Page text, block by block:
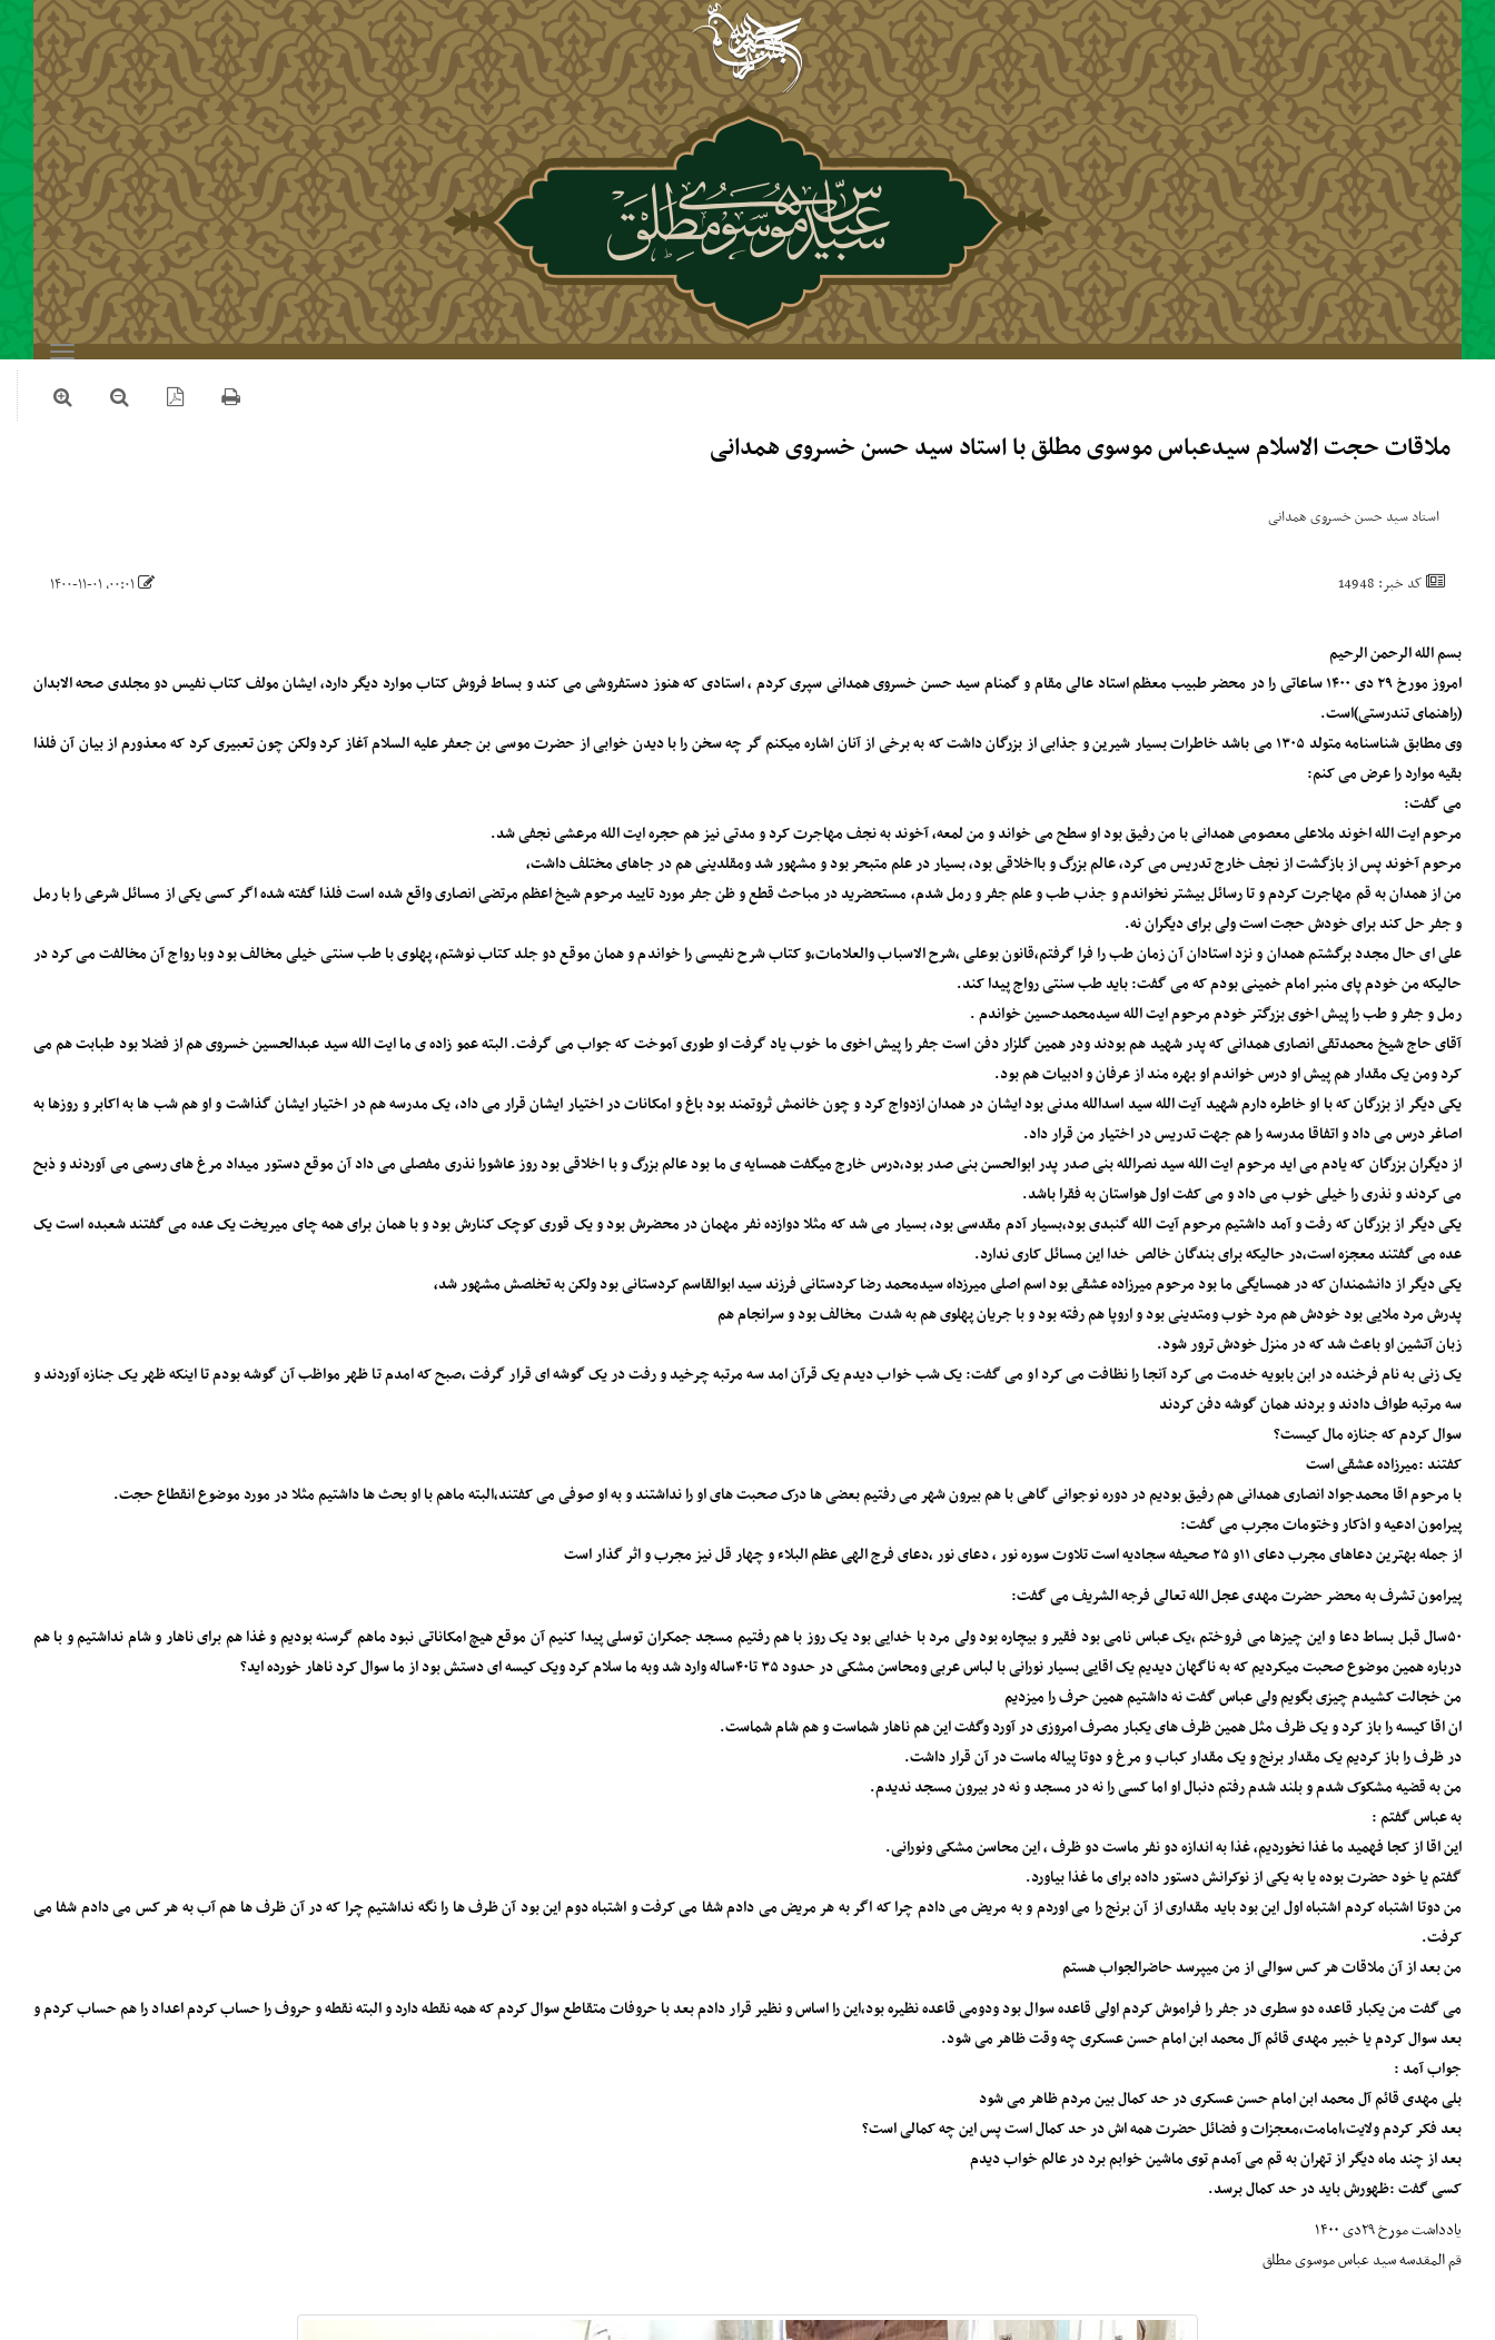
رفتن به محتوای اصلی
Toggle
navigation
ملاقات حجت الاسلام سیدعباس موسوی مطلق با استاد سید حسن خسروی همدانی
استاد سید حسن خسروی همدانی
کد خبر: 14948
بسم الله الرحمن الرحیم
امروز مورخ ۲۹ دی ۱۴۰۰ ساعاتی را در محضر طبیب معظم ‌استاد عالی مقام و‌ گمنام سید حسن خسروی همدانی سپری کردم ، استادی که هنوز دستفروشی می کند و بساط فروش کتاب ‌موارد دیگر دارد، ایشان مولف کتاب نفیس دو مجلدی صحه الابدان
(راهنمای تندرستی)است.
وی مطابق شناسنامه متولد ۱۳۰۵ می باشد خاطرات بسیار شیرین و جذابی از بزرگان داشت که به برخی از آنان اشاره میکنم گر چه سخن را با دیدن خوابی از حضرت موسی بن جعفر علیه السلام آغاز کرد ولکن چون تعبیری کرد که معذورم از بیان آن فلذا
بقیه موارد را عرض می کنم:
می گفت:
مرحوم ایت الله اخوند ملاعلی معصومی همدانی با من رفیق بود او سطح می خواند و من لمعه، آخوند به نجف مهاجرت کرد و مدتی نیز هم حجره ایت الله مرعشی نجفی شد.
مرحوم آخوند پس از بازگشت از نجف خارج تدریس می کرد، عالم بزرگ و بااخلاقی بود، بسیار در علم متبحر بود و مشهور شد و‌مقلدینی هم در جاهای مختلف داشت،
من از همدان به قم مهاجرت کردم و تا رسائل بیشتر نخواندم و جذب طب و علم جفر و رمل شدم، مستحضرید در مباحث قطع و ظن جفر مورد تایید مرحوم شیخ اعظم مرتضی انصاری واقع شده است فلذا گفته شده اگر کسی یکی از مسائل شرعی را با رمل
و جفر حل کند برای خودش حجت است ولی برای دیگران نه.
علی ای حال مجدد برگشتم همدان و نزد استادان آن زمان طب را فرا گرفتم،قانون بوعلی ،شرح الاسباب والعلامات،و کتاب شرح نفیسی را خواندم و همان موقع دو جلد کتاب نوشتم، پهلوی با طب سنتی خیلی مخالف بود وبا رواج آن مخالفت می کرد در
حالیکه من خودم پای منبر امام خمینی بودم که می گفت: باید طب سنتی رواج پیدا کند.
رمل و جفر و طب را پیش اخوی بزرگتر خودم مرحوم ایت الله سیدمحمدحسین خواندم .
آقای حاج شیخ محمدتقی انصاری همدانی که پدر شهید هم بودند و‌در همین گلزار دفن است جفر را پیش اخوی ما خوب یاد گرفت او طوری آموخت که جواب می گرفت. البته عمو زاده ی ما ایت الله سید عبدالحسین خسروی هم از فضلا بود طبابت هم می
کرد و‌من یک مقدار هم پیش او درس خواندم او بهره مند از عرفان و ادبیات هم بود.
یکی دیگر از بزرگان که با او خاطره دارم شهید آیت الله سید اسدالله مدنی بود ایشان در همدان ازدواج کرد و چون خانمش ثروتمند بود باغ و امکانات در اختیار ایشان قرار می داد، یک مدرسه هم در اختیار ایشان گذاشت و او هم شب ها به اکابر و روزها به
اصاغر درس می داد و اتفاقا مدرسه را هم جهت تدریس در اختیار من قرار داد.
از دیگران بزرگان که یادم می اید مرحوم ایت الله سید نصرالله بنی صدر پدر ابوالحسن بنی صدر بود،درس خارج میگفت همسایه ی ما بود عالم بزرگ و با اخلاقی بود روز عاشورا نذری مفصلی می داد آن موقع دستور میداد مرغ های رسمی می آوردند و ذبح
می کردند و نذری را خیلی خوب می داد و می کفت اول هواستان به فقرا باشد.
یکی دیگر از بزرگان که رفت و آمد داشتیم مرحوم آیت الله گنبدی بود،بسیار آدم مقدسی بود، بسیار می شد که مثلا دوازده نفر مهمان در محضرش بود و یک قوری کوچک کنارش بود و با همان برای همه چای میریخت یک عده می گفتند شعبده است یک
عده می گفتند معجزه است،در حالیکه برای بندگان خالص خدا این مسائل کاری ندارد.
یکی دیگر از دانشمندان که در همسایگی ما بود مرحوم میرزاده عشقی بود اسم اصلی میرزداه سیدمحمد رضا کردستانی فرزند سید ابوالقاسم کردستانی بود ولکن به تخلصش مشهور شد،
پدرش مرد ملایی بود خودش هم مرد خوب و‌متدینی بود و اروپا هم رفته بود و با جریان پهلوی هم به شدت مخالف بود و سرانجام هم
زبان آتشین او باعث شد که در منزل خودش ترور شود.
یک زنی به نام فرخنده در ابن بابویه خدمت می کرد آنجا را نظافت می کرد او می گفت: یک شب خواب دیدم یک قرآن امد سه مرتبه چرخید و رفت در یک گوشه ای قرار گرفت ،صبح که امدم تا ظهر مواظب آن گوشه بودم تا اینکه ظهر یک جنازه آوردند و
سه مرتبه طواف دادند و بردند همان گوشه دفن کردند
سوال کردم که جنازه مال کیست؟
کفتند :میرزاده عشقی است
با مرحوم اقا محمدجواد انصاری همدانی هم رفیق بودیم در دوره نوجوانی گاهی با هم بیرون شهر می رفتیم بعضی ها درک صحبت های او را نداشتند و به او صوفی می کفتند،البته ماهم با او بحث ها داشتیم مثلا در مورد موضوع انقطاع حجت.
پیرامون ادعیه و اذکار و‌ختومات مجرب می گفت:
از جمله بهترین دعاهای مجرب دعای ۱۱و ۲۵ صحیفه سجادیه است تلاوت سوره نور ، دعای نور ،دعای فرج الهی عظم البلاء و چهار قل نیز مجرب و اثر گذار است
پیرامون تشرف به محضر حضرت مهدی عجل الله تعالی فرجه الشریف می گفت:
۵۰سال قبل بساط دعا و این چیزها می فروختم ،یک عباس نامی بود فقیر و بیچاره بود ولی مرد با خدایی بود یک روز با هم رفتیم مسجد جمکران توسلی پیدا کنیم آن موقع هیچ امکاناتی نبود ماهم گرسنه بودیم و غذا هم برای ناهار و شام نداشتیم و با هم
درباره همین موضوع صحبت میکردیم که به ناگهان دیدیم یک اقایی بسیار نورانی با لباس عربی و‌محاسن مشکی در حدود ۳۵ تا۴۰ساله وارد شد ‌وبه ما سلام کرد و‌یک کیسه ای دستش بود از ما سوال کرد ناهار خورده اید؟
من خجالت کشیدم چیزی بگویم ولی عباس گفت نه داشتیم همین حرف را میزدیم
ان اقا کیسه را باز کرد و یک ظرف مثل همین ظرف های یکبار مصرف امروزی در آورد و‌گفت این هم ناهار شماست و هم شام شماست.
در ظرف را باز کردیم یک مقدار برنج و یک مقدار کباب و مرغ و دوتا پیاله ماست در آن قرار داشت.
من به قضیه مشکوک شدم و بلند شدم رفتم دنبال او اما کسی را نه در مسجد و نه در بیرون مسجد ندیدم.
به عباس گفتم :
این اقا از کجا فهمید ما غذا نخوردیم، غذا به اندازه دو نفر ماست دو ظرف ، این محاسن مشکی و‌نورانی.
گفتم یا خود حضرت بوده یا به یکی از نوکرانش دستور داده برای ما غذا بیاورد.
من دوتا اشتباه کردم اشتباه اول این بود باید مقداری از آن برنج را می اوردم و به مریض می دادم چرا که اگر به هر مریض می دادم شفا می کرفت و اشتباه دوم این بود آن ظرف ها را نگه نداشتیم چرا که در آن ظرف ها هم آب به هر کس می دادم شفا می
کرفت.
من بعد از آن ملاقات هر کس سوالی از من میپرسد حاضرالجواب هستم
می گفت من یکبار قاعده دو سطری در جفر را فراموش کردم اولی قاعده سوال بود و‌دومی قاعده نظیره بود،این را اساس و نظیر قرار دادم بعد با حروفات متقاطع سوال کردم که همه نقطه دارد و البته نقطه و حروف را حساب کردم اعداد را هم حساب کردم و
بعد سوال کردم یا خبیر مهدی قائم آل محمد ابن امام حسن عسکری چه وقت ظاهر می شود.
جواب آمد :
بلی مهدی قائم آل محمد ابن امام حسن عسکری در حد کمال بین مردم ظاهر می شود
بعد فکر کردم ولایت،امامت،معجزات و فضائل حضرت همه اش در حد کمال است پس این چه کمالی است؟
بعد از چند ماه دیگر از تهران به قم می آمدم توی ماشین خوابم برد در عالم خواب دیدم
کسی گفت :ظهورش باید در حد کمال برسد.
یادداشت مورخ ۲۹دی ۱۴۰۰
قم المقدسه سید عباس موسوی مطلق